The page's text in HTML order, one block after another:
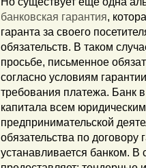
банковская гарантия,
гаранта за своего
обязательств. В таком
просьбе, письменное
согласно условиям
требования платежа. Банк
капитала всем
предпринимательской
обязательства по
устанавливается банком. В